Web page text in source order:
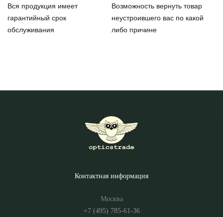
Вся продукция имеет
гарантийный срок
обслуживания
Возможность вернуть товар
неустроившего вас по какой
либо причине
Контактная информация
Москва
+7 (495) 785-61-36